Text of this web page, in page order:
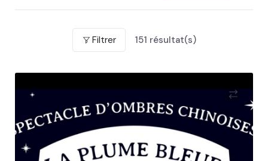
Filtrer 151 résultat(s)